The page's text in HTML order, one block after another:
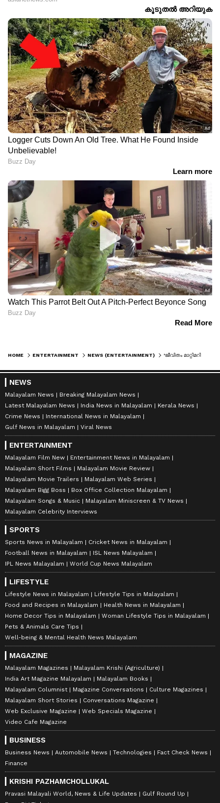
HOME ENTERTAINMENT NEWS (ENTERTAINMENT)
NEWS
Malayalam News
Breaking Malayalam News
Latest Malayalam News
India News in Malayalam
Kerala News
Crime News
International News in Malayalam
Gulf News in Malayalam
Viral News
ENTERTAINMENT
Malayalam Film New
Entertainment News in Malayalam
Malayalam Short Films
Malayalam Movie Review
Malayalam Movie Trailers
Malayalam Web Series
Malayalam Bigg Boss
Box Office Collection Malayalam
Malayalam Songs & Music
Malayalam Miniscreen & TV News
Malayalam Celebrity Interviews
SPORTS
Sports News in Malayalam
Cricket News in Malayalam
Football News in Malayalam
ISL News Malayalam
IPL News Malayalam
World Cup News Malayalam
LIFESTYLE
Lifestyle News in Malayalam
Lifestyle Tips in Malayalam
Food and Recipes in Malayalam
Health News in Malayalam
Home Decor Tips in Malayalam
Woman Lifestyle Tips in Malayalam
Pets & Animals Care Tips
Well-being & Mental Health News Malayalam
MAGAZINE
Malayalam Magazines
Malayalam Krishi (Agriculture)
India Art Magazine Malayalam
Malayalam Books
Malayalam Columnist
Magazine Conversations
Culture Magazines
Malayalam Short Stories
Conversations Magazine
Web Exclusive Magazine
Web Specials Magazine
Video Cafe Magazine
BUSINESS
Business News Automobile News Technologies
Fact Check News
Finance
KRISHI PAZHAMCHOLLUKAL
Pravasi Malayali World, News & Life Updates
Gulf Round Up